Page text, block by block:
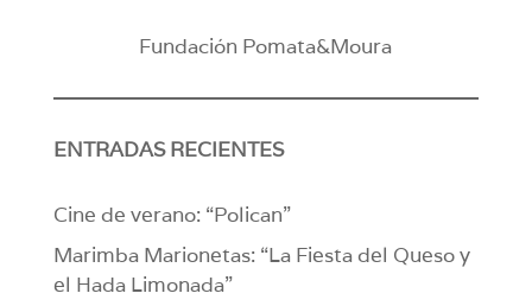
Fundación Pomata&Moura
ENTRADAS RECIENTES
Cine de verano: “Polican”
Marimba Marionetas: “La Fiesta del Queso y
el Hada Limonada”